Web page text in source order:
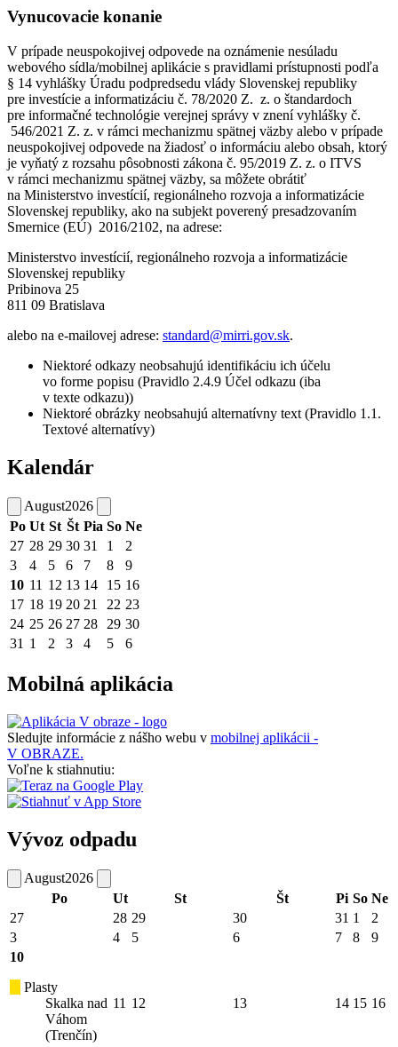
Vynucovacie konanie
V prípade neuspokojivej odpovede na oznámenie nesúladu
webového sídla/mobilnej aplikácie s pravidlami prístupnosti podľa
§ 14 vyhlášky Úradu podpredsedu vlády Slovenskej republiky
pre investície a informatizáciu č. 78/2020 Z. z. o štandardoch
pre informačné technológie verejnej správy v znení vyhlášky č.
546/2021 Z. z. v rámci mechanizmu spätnej väzby alebo v prípade
neuspokojivej odpovede na žiadosť o informáciu alebo obsah, ktorý
je vyňatý z rozsahu pôsobnosti zákona č. 95/2019 Z. z. o ITVS
v rámci mechanizmu spätnej väzby, sa môžete obrátiť
na Ministerstvo investícií, regionálneho rozvoja a informatizácie
Slovenskej republiky, ako na subjekt poverený presadzovaním
Smernice (EÚ) 2016/2102, na adrese:
Ministerstvo investícií, regionálneho rozvoja a informatizácie
Slovenskej republiky
Pribinova 25
811 09 Bratislava
alebo na e-mailovej adrese: standard@mirri.gov.sk.
Niektoré odkazy neobsahujú identifikáciu ich účelu
vo forme popisu (Pravidlo 2.4.9 Účel odkazu (iba
v texte odkazu))
Niektoré obrázky neobsahujú alternatívny text (Pravidlo 1.1.
Textové alternatívy)
Kalendár
August2026
Po Ut St Št Pia So Ne
27 28 29 30 31 1
2
3
4 5 6 7 8
9
10 11 12 13 14 15 16
17 18 19 20 21 22 23
24 25 26 27 28 29 30
31 1 2 3 4 5 6
Mobilná aplikácia
Sledujte informácie z nášho webu v mobilnej aplikácii -
V OBRAZE.
Voľne k stiahnutiu:
Vývoz odpadu
August2026
Po
Ut St Št Pi So Ne
27
28 29 30 31 1
2
3
4 5 6 7 8
9
10
Plasty
Skalka nad
Váhom
(Trenčín)
11 12 13 14 15 16